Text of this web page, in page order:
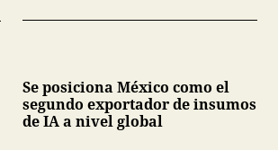
Se posiciona México como el
segundo exportador de insumos
de IA a nivel global